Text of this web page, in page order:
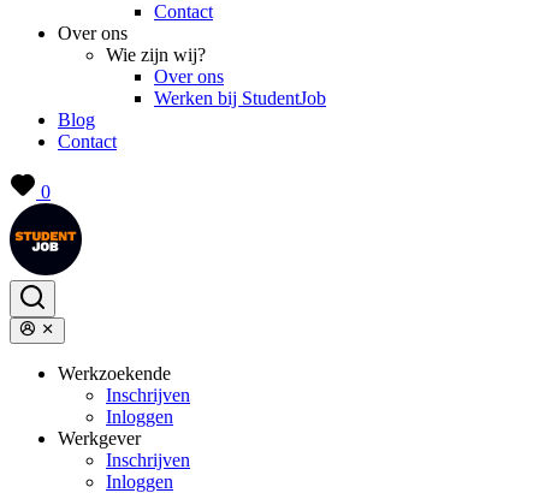
Contact
Over ons
Wie zijn wij?
Over ons
Werken bij StudentJob
Blog
Contact
0
Werkzoekende
Inschrijven
Inloggen
Werkgever
Inschrijven
Inloggen